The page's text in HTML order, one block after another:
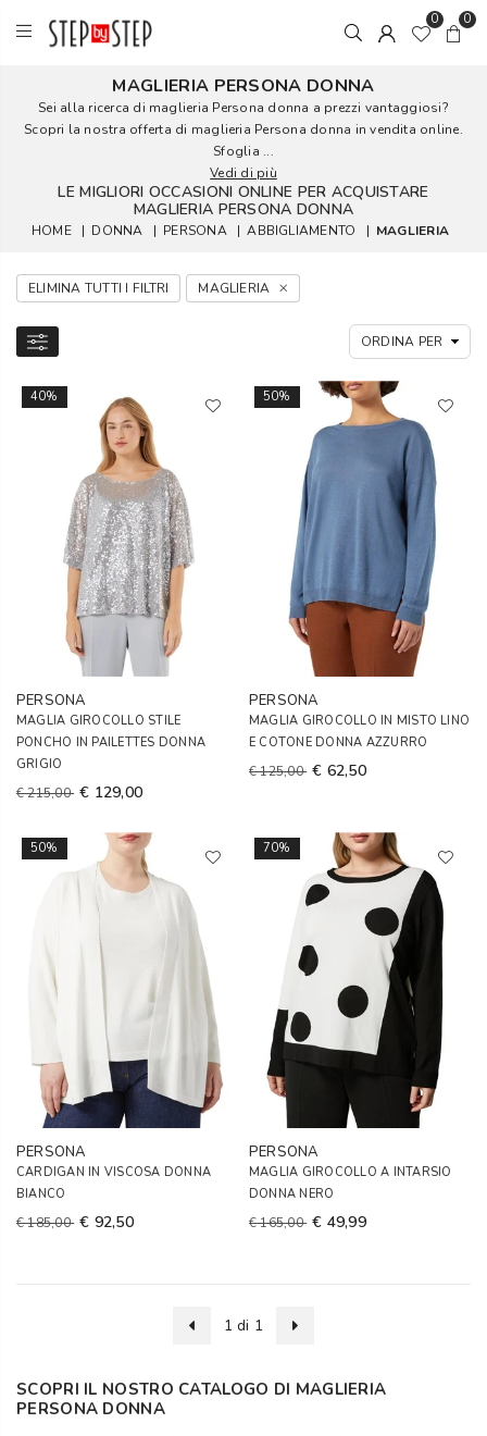
0 0
MAGLIERIA PERSONA DONNA
Sei alla ricerca di maglieria Persona donna a prezzi vantaggiosi?
Scopri la nostra offerta di maglieria Persona donna in vendita online.
Sfoglia ...
Vedi di più
LE MIGLIORI OCCASIONI ONLINE PER ACQUISTARE
MAGLIERIA PERSONA DONNA
HOME | DONNA | PERSONA | ABBIGLIAMENTO | MAGLIERIA
ELIMINA TUTTI I FILTRI MAGLIERIA
40%
PERSONA
MAGLIA GIROCOLLO STILE
PONCHO IN PAILETTES DONNA
GRIGIO
€ 215,00 € 129,00
50%
PERSONA
MAGLIA GIROCOLLO IN MISTO LINO
E COTONE DONNA AZZURRO
€ 125,00 € 62,50
50%
PERSONA
CARDIGAN IN VISCOSA DONNA
BIANCO
€ 185,00 € 92,50
70%
PERSONA
MAGLIA GIROCOLLO A INTARSIO
DONNA NERO
€ 165,00 € 49,99
1 di 1
SCOPRI IL NOSTRO CATALOGO DI MAGLIERIA
PERSONA DONNA